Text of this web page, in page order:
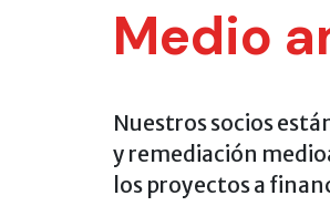
Medio
Nuestros socios
y remediación
los proyectos a